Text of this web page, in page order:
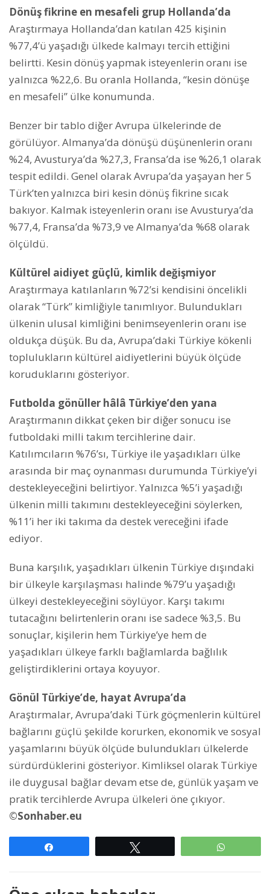
Dönüş fikrine en mesafeli grup Hollanda’da
Araştırmaya Hollanda’dan katılan 425 kişinin
%77,4’ü yaşadığı ülkede kalmayı tercih ettiğini
belirtti. Kesin dönüş yapmak isteyenlerin oranı ise
yalnızca %22,6. Bu oranla Hollanda, “kesin dönüşe
en mesafeli” ülke konumunda.
Benzer bir tablo diğer Avrupa ülkelerinde de
görülüyor. Almanya’da dönüşü düşünenlerin oranı
%24, Avusturya’da %27,3, Fransa’da ise %26,1 olarak
tespit edildi. Genel olarak Avrupa’da yaşayan her 5
Türk’ten yalnızca biri kesin dönüş fikrine sıcak
bakıyor. Kalmak isteyenlerin oranı ise Avusturya’da
%77,4, Fransa’da %73,9 ve Almanya’da %68 olarak
ölçüldü.
Kültürel aidiyet güçlü, kimlik değişmiyor
Araştırmaya katılanların %72’si kendisini öncelikli
olarak “Türk” kimliğiyle tanımlıyor. Bulundukları
ülkenin ulusal kimliğini benimseyenlerin oranı ise
oldukça düşük. Bu da, Avrupa’daki Türkiye kökenli
toplulukların kültürel aidiyetlerini büyük ölçüde
koruduklarını gösteriyor.
Futbolda gönüller hâlâ Türkiye’den yana
Araştırmanın dikkat çeken bir diğer sonucu ise
futboldaki milli takım tercihlerine dair.
Katılımcıların %76’sı, Türkiye ile yaşadıkları ülke
arasında bir maç oynanması durumunda Türkiye’yi
destekleyeceğini belirtiyor. Yalnızca %5’i yaşadığı
ülkenin milli takımını destekleyeceğini söylerken,
%11’i her iki takıma da destek vereceğini ifade
ediyor.
Buna karşılık, yaşadıkları ülkenin Türkiye dışındaki
bir ülkeyle karşılaşması halinde %79’u yaşadığı
ülkeyi destekleyeceğini söylüyor. Karşı takımı
tutacağını belirtenlerin oranı ise sadece %3,5. Bu
sonuçlar, kişilerin hem Türkiye’ye hem de
yaşadıkları ülkeye farklı bağlamlarda bağlılık
geliştirdiklerini ortaya koyuyor.
Gönül Türkiye’de, hayat Avrupa’da
Araştırmalar, Avrupa’daki Türk göçmenlerin kültürel
bağlarını güçlü şekilde korurken, ekonomik ve sosyal
yaşamlarını büyük ölçüde bulundukları ülkelerde
sürdürdüklerini gösteriyor. Kimliksel olarak Türkiye
ile duygusal bağlar devam etse de, günlük yaşam ve
pratik tercihlerde Avrupa ülkeleri öne çıkıyor.
©Sonhaber.eu